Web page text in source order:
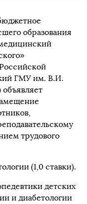
образования
ГМУ им. В.И.
трудового
(1,0 ставки).
детских
и диабетологии